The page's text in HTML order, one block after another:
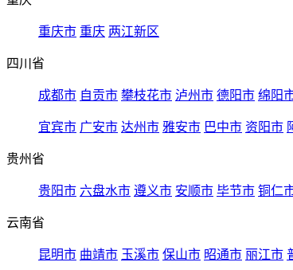
重庆市 重庆 两江新区
四川省
成都市 自贡市 攀枝花市 泸州市 德阳市 绵阳
宜宾市 广安市 达州市 雅安市 巴中市 资阳市
贵州省
贵阳市 六盘水市 遵义市 安顺市 毕节市 铜仁
云南省
昆明市 曲靖市 玉溪市 保山市 昭通市 丽江市